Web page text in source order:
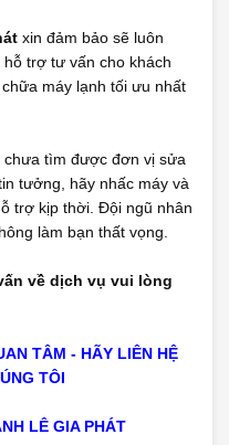
xin đảm bảo sẽ luôn
trợ tư vấn cho khách
máy lạnh tối ưu nhất
chưa tìm được đơn vị sửa
tưởng, hãy nhấc máy và
trợ kịp thời. Đội ngũ nhân
làm bạn thất vọng.
về dịch vụ vui lòng
TÂM - HÃY LIÊN HỆ
TÔI
LÊ GIA PHÁT